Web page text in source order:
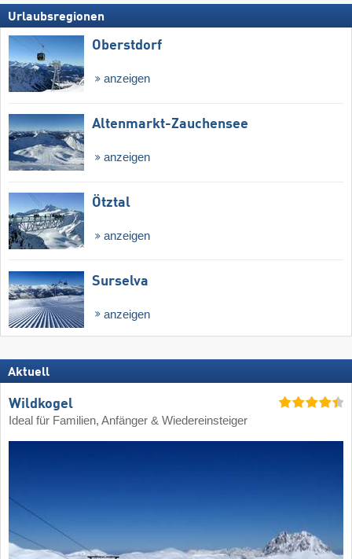
Urlaubsregionen
Oberstdorf
anzeigen
Altenmarkt-Zauchensee
anzeigen
Ötztal
anzeigen
Surselva
anzeigen
Aktuell
Wildkogel
Ideal für Familien, Anfänger & Wiedereinsteiger